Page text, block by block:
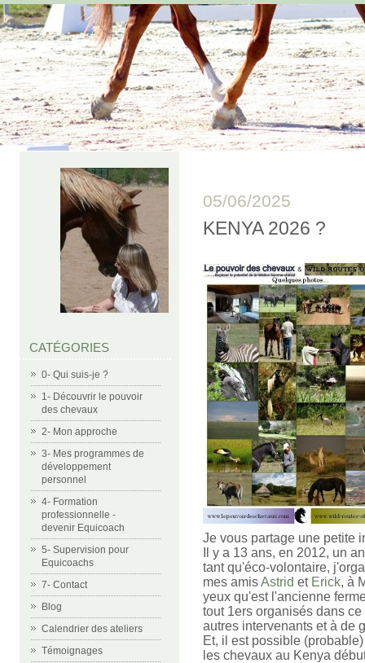
CATÉGORIES
0- Qui suis-je ?
1- Découvrir le pouvoir
des chevaux
2- Mon approche
3- Mes programmes de
développement
personnel
4- Formation
professionnelle -
devenir Equicoach
5- Supervision pour
Equicoachs
7- Contact
Blog
Calendrier des ateliers
Témoignages
05/06/2025
KENYA 2026 ?
Je vous partage une petite
Il y a 13 ans, en 2012, un
tant qu'éco-volontaire,
mes amisAstrid et Erick, à
yeux qu'est l'ancienne
tout 1ers organisés dans
autres intervenants et à de
Et, il est possible
les chevaux au Kenya